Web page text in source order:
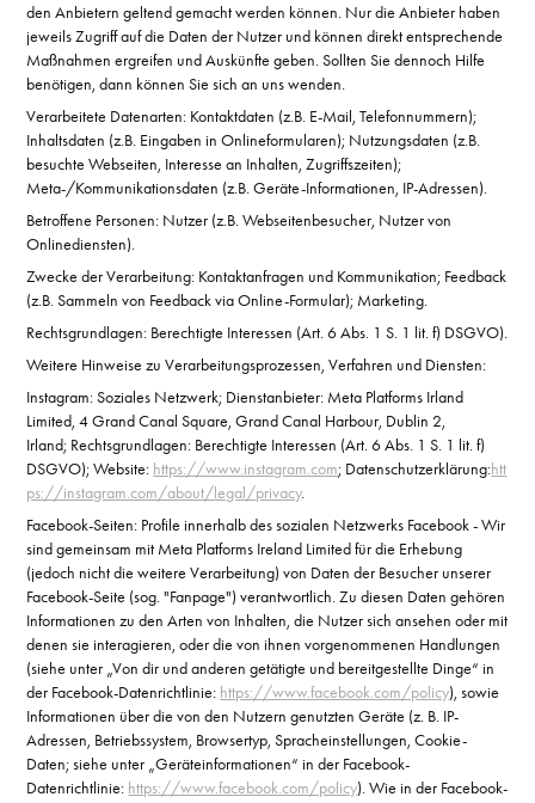
den Anbietern geltend gemacht werden können. Nur die Anbieter haben
jeweils Zugriff auf die Daten der Nutzer und können direkt entsprechende
Maßnahmen ergreifen und Auskünfte geben. Sollten Sie dennoch Hilfe
benötigen, dann können Sie sich an uns wenden.
Verarbeitete Datenarten: Kontaktdaten (z.B. E-Mail, Telefonnummern);
Inhaltsdaten (z.B. Eingaben in Onlineformularen); Nutzungsdaten (z.B.
besuchte Webseiten, Interesse an Inhalten, Zugriffszeiten);
Meta-/Kommunikationsdaten (z.B. Geräte-Informationen, IP-Adressen).
Betroffene Personen: Nutzer (z.B. Webseitenbesucher, Nutzer von
Onlinediensten).
Zwecke der Verarbeitung: Kontaktanfragen und Kommunikation; Feedback
(z.B. Sammeln von Feedback via Online-Formular); Marketing.
Rechtsgrundlagen: Berechtigte Interessen (Art. 6 Abs. 1 S. 1 lit. f) DSGVO).
Weitere Hinweise zu Verarbeitungsprozessen, Verfahren und Diensten:
Instagram: Soziales Netzwerk; Dienstanbieter: Meta Platforms Irland
Limited, 4 Grand Canal Square, Grand Canal Harbour, Dublin 2,
Irland; Rechtsgrundlagen: Berechtigte Interessen (Art. 6 Abs. 1 S. 1 lit. f)
DSGVO); Website: https://www.instagram.com; Datenschutzerklärung:htt
ps://instagram.com/about/legal/privacy.
Facebook-Seiten: Profile innerhalb des sozialen Netzwerks Facebook - Wir
sind gemeinsam mit Meta Platforms Ireland Limited für die Erhebung
(jedoch nicht die weitere Verarbeitung) von Daten der Besucher unserer
Facebook-Seite (sog. "Fanpage") verantwortlich. Zu diesen Daten gehören
Informationen zu den Arten von Inhalten, die Nutzer sich ansehen oder mit
denen sie interagieren, oder die von ihnen vorgenommenen Handlungen
(siehe unter „Von dir und anderen getätigte und bereitgestellte Dinge“ in
der Facebook-Datenrichtlinie: https://www.facebook.com/policy), sowie
Informationen über die von den Nutzern genutzten Geräte (z. B. IP-
Adressen, Betriebssystem, Browsertyp, Spracheinstellungen, Cookie-
Daten; siehe unter „Geräteinformationen“ in der Facebook-
Datenrichtlinie: https://www.facebook.com/policy). Wie in der Facebook-